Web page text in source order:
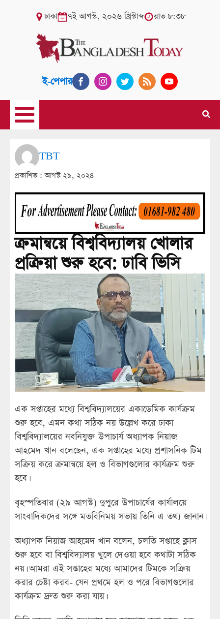
ঢাকা ৭ই আগস্ট, ২০২৬ খ্রিস্টাব্দ রাত ৮:৩৮
ই-পেপার
TBT
প্রকাশিত :আগস্ট ২৯, ২০২৪
ক্রমান্বয়ে বিশ্ববিদ্যালয় খোলার
প্রক্রিয়া শুরু হবে: ঢাবি ভিসি
এক সপ্তাহের মধ্যে বিশ্ববিদ্যালয়ের একাডেমিক কার্যক্রম
শুরু হবে, এমন কথা সঠিক নয় উল্লেখ করে ঢাকা
বিশ্ববিদ্যালয়ের নবনিযুক্ত উপাচার্য অধ্যাপক নিয়াজ
আহমেদ খান বলেছেন, এক সপ্তাহের মধ্যে প্রশাসনিক টিম
সক্রিয় করে ক্রমান্বয়ে হল ও বিভাগগুলোর কার্যক্রম শুরু
হবে।
বৃহস্পতিবার (২৯ আগস্ট) দুপুরে উপাচার্যের কার্যালয়ে
সাংবাদিকদের সঙ্গে মতবিনিময় সভায় তিনি এ তথ্য জানান।
অধ্যাপক নিয়াজ আহমেদ খান বলেন, চলতি সপ্তাহে ক্লাস
শুরু হবে বা বিশ্ববিদ্যালয় খুলে দেওয়া হবে কথাটা সঠিক
নয়। আমরা এই সপ্তাহের মধ্যে আমাদের টিমকে সক্রিয়
করার চেষ্টা করব- যেন প্রথমে হল ও পরে বিভাগগুলোর
কার্যক্রম দ্রুত শুরু করা যায়।